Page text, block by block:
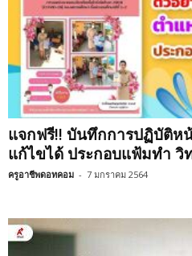
แจกฟรี!! บันทึกการปฏิบัติห
แก้ไขได้ ประกอบแฟ้มทำ วิ
ครูอาชีพดอทคอม - 7 มกราคม 2564